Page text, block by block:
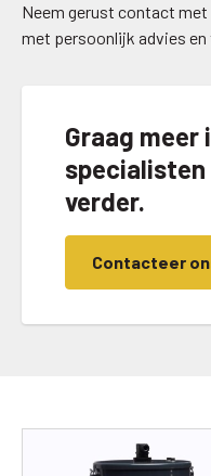
Neem gerust contact met
met persoonlijk advies
Graag meer
specialisten
verder.
Contacteer